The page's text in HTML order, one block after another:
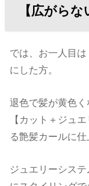
【広がらな
では、お一人目
にした方。
退色で髪が黄色く
【カット＋ジュ
る艶髪カールに仕
ジュエリーシス